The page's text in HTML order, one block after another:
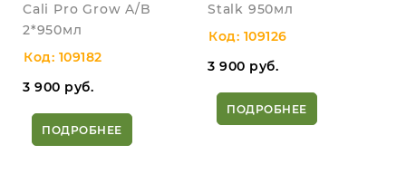
Cali Pro Grow A/B
2*950мл
Код: 109182
3 900 руб.
ПОДРОБНЕЕ
Stalk 950мл
Код: 109126
3 900 руб.
ПОДРОБНЕЕ